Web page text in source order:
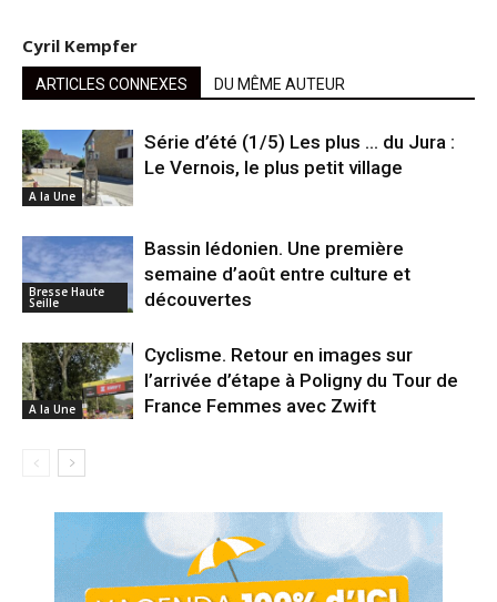
Cyril Kempfer
ARTICLES CONNEXES DU MÊME AUTEUR
A la Une
Série d’été (1/5) Les plus … du Jura :
Le Vernois, le plus petit village
Bresse Haute
Seille
Bassin lédonien. Une première
semaine d’août entre culture et
découvertes
A la Une
Cyclisme. Retour en images sur
l’arrivée d’étape à Poligny du Tour de
France Femmes avec Zwift